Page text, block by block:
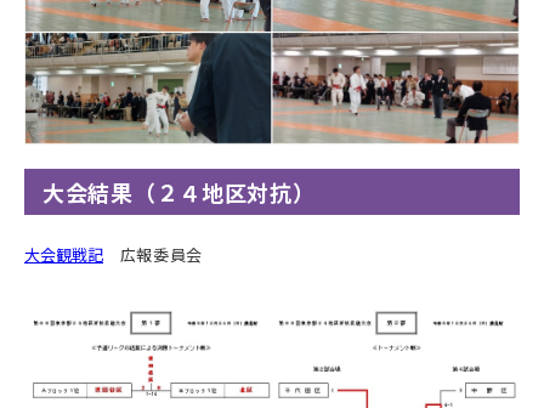
大会結果（２４地区対抗）
大会観戦記 広報委員会